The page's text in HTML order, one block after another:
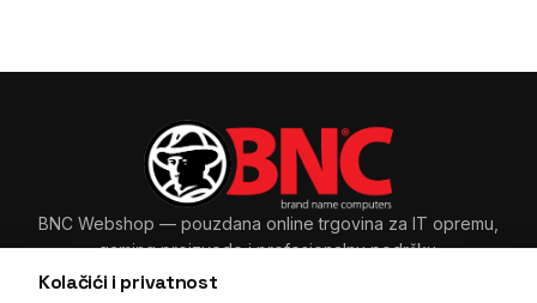
Kolačići i privatnost
BNC Webshop — pouzdana online trgovina za IT opremu,
gaming proizvode i profesionalnu podršku.